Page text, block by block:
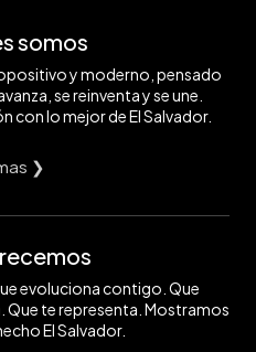
somos
y moderno, pensado
se reinventa y se une.
con lo mejor de El Salvador.
❯
evoluciona contigo. Que
te representa. Mostramos
El Salvador.